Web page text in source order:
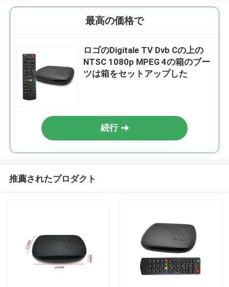
最高の価格で
ロゴのDigitale TV Dvb Cの上の
NTSC 1080p MPEG 4の箱のブー
ツは箱をセットアップした
続行
推薦されたプロダクト